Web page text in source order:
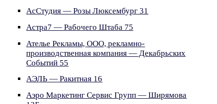
АсСтудия — Розы Люксембург 31
Астра7 — Рабочего Штаба 75
Ателье Рекламы, ООО, рекламно-
производственная компания — Декабрьских
Событий 55
АЭЛЬ — Ракитная 16
Аэро Маркетинг Сервис Групп — Ширямова